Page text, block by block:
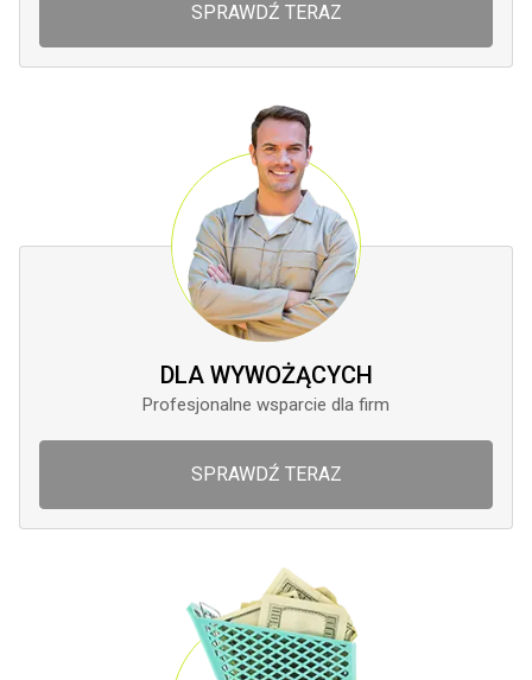
DLA WYWOŻĄCYCH
Profesjonalne wsparcie dla firm
SPRAWDŹ TERAZ
SPRAWDŹ TERAZ